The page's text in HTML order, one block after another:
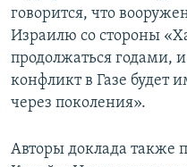
говорится, что
Израилю со стороны
продолжаться годами,
конфликт в Газе будет
через поколения».
Авторы доклада также